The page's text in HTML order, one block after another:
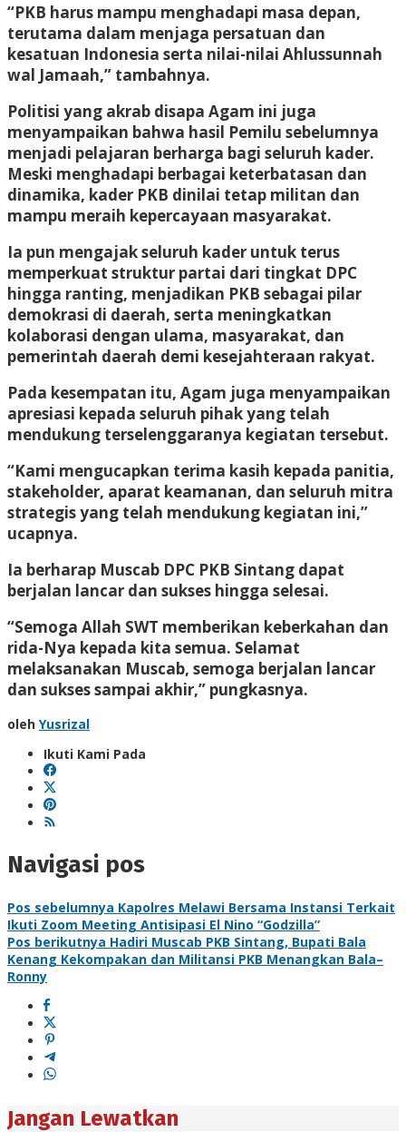
“PKB harus mampu menghadapi masa depan,
terutama dalam menjaga persatuan dan
kesatuan Indonesia serta nilai-nilai Ahlussunnah
wal Jamaah,” tambahnya.
Politisi yang akrab disapa Agam ini juga
menyampaikan bahwa hasil Pemilu sebelumnya
menjadi pelajaran berharga bagi seluruh kader.
Meski menghadapi berbagai keterbatasan dan
dinamika, kader PKB dinilai tetap militan dan
mampu meraih kepercayaan masyarakat.
Ia pun mengajak seluruh kader untuk terus
memperkuat struktur partai dari tingkat DPC
hingga ranting, menjadikan PKB sebagai pilar
demokrasi di daerah, serta meningkatkan
kolaborasi dengan ulama, masyarakat, dan
pemerintah daerah demi kesejahteraan rakyat.
Pada kesempatan itu, Agam juga menyampaikan
apresiasi kepada seluruh pihak yang telah
mendukung terselenggaranya kegiatan tersebut.
“Kami mengucapkan terima kasih kepada panitia,
stakeholder, aparat keamanan, dan seluruh mitra
strategis yang telah mendukung kegiatan ini,”
ucapnya.
Ia berharap Muscab DPC PKB Sintang dapat
berjalan lancar dan sukses hingga selesai.
“Semoga Allah SWT memberikan keberkahan dan
rida-Nya kepada kita semua. Selamat
melaksanakan Muscab, semoga berjalan lancar
dan sukses sampai akhir,” pungkasnya.
oleh Yusrizal
Ikuti Kami Pada
Navigasi pos
Pos sebelumnya Kapolres Melawi Bersama Instansi Terkait
Ikuti Zoom Meeting Antisipasi El Nino “Godzilla”
Pos berikutnya Hadiri Muscab PKB Sintang, Bupati Bala
Kenang Kekompakan dan Militansi PKB Menangkan Bala–
Ronny
Jangan Lewatkan